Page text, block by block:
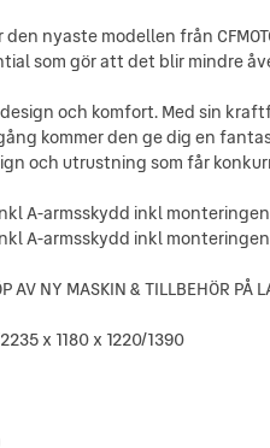
är den nyaste modellen från
som gör att det blir mindre
design och komfort. Med sin
kommer den ge dig en
och utrustning som får
A-armsskydd inkl monteringen
A-armsskydd inkl
AV NY MASKIN & TILLBEHÖR PÅ
x 1180 x 1220/1390